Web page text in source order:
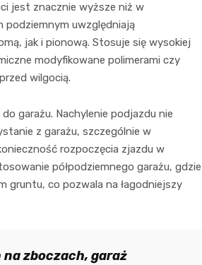
jest znacznie wyższe niż w
podziemnym uwzględniają
jak i pionową. Stosuje się wysokiej
modyfikowane polimerami czy
wilgocią.
garażu. Nachylenie podjazdu nie
z garażu, szczególnie w
rozpoczęcia zjazdu w
półpodziemnego garażu, gdzie
gruntu, co pozwala na łagodniejszy
na zboczach, garaż